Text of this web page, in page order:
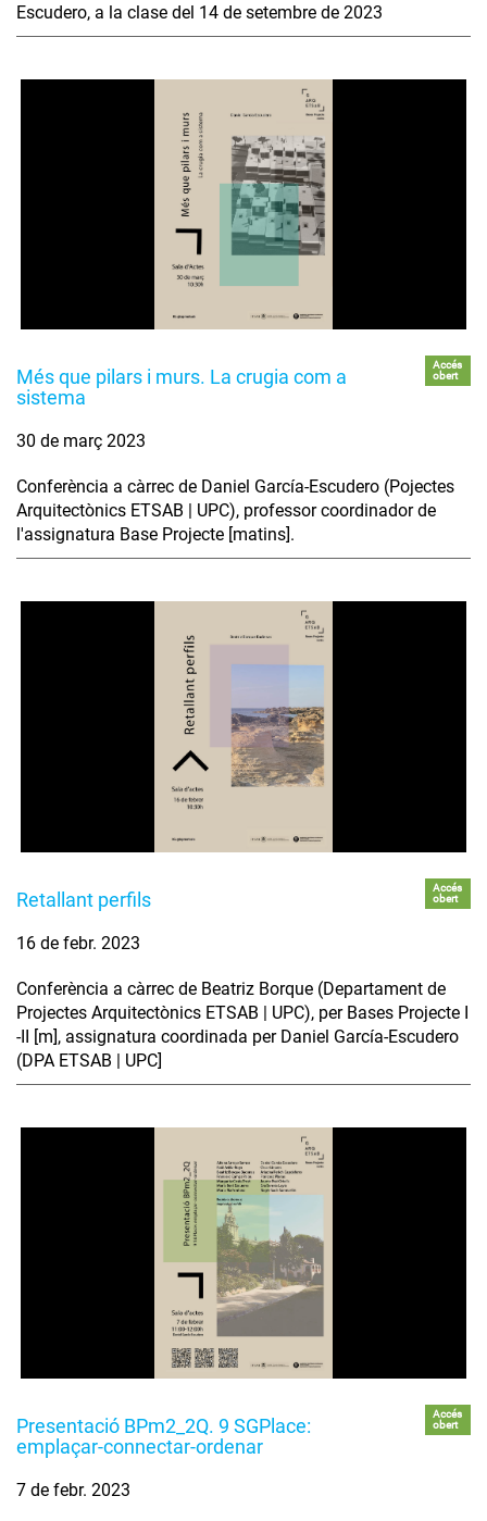
Escudero, a la clase del 14 de setembre de 2023
Més que pilars i murs. La crugia com a
sistema
Accés
obert
30 de març 2023
Conferència a càrrec de Daniel García-Escudero (Pojectes
Arquitectònics ETSAB | UPC), professor coordinador de
l'assignatura Base Projecte [matins].
Retallant perfils
Accés
obert
16 de febr. 2023
Conferència a càrrec de Beatriz Borque (Departament de
Projectes Arquitectònics ETSAB | UPC), per Bases Projecte I
-II [m], assignatura coordinada per Daniel García-Escudero
(DPA ETSAB | UPC]
Presentació BPm2_2Q. 9 SGPlace:
emplaçar-connectar-ordenar
Accés
obert
7 de febr. 2023